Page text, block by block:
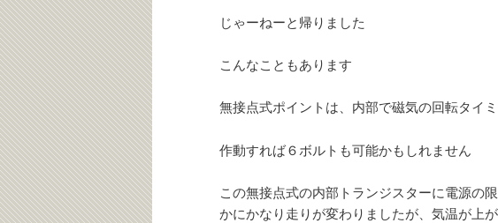
じゃーねーと帰りました
こんなこともあります
無接点式ポイントは、内部で磁気の回転タイ
作動すれば６ボルトも可能かもしれません
この無接点式の内部トランジスターに電源の
かにかなり走りが変わりましたが、気温が上